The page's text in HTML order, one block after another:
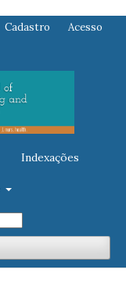
Indexações
Cadastro Acesso